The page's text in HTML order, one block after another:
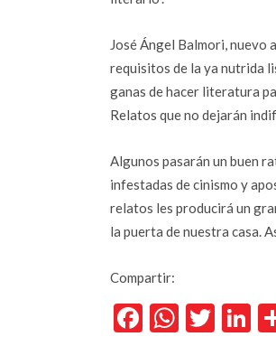
José Ángel Balmori, nuevo
requisitos de la ya nutrida
ganas de hacer literatura
Relatos que no dejarán
Algunos pasarán un buen
infestadas de cinismo y
relatos les producirá un
la puerta de nuestra casa.
Compartir:
Facebook